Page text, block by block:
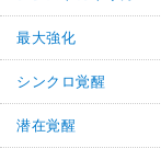
最大強化
シンクロ覚醒
潜在覚醒